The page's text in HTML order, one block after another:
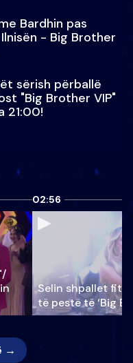
Bardhin pas
- Big Brother
sërish përballë
"Big Brother VIP"
21:00!
02:56
Selin shpallet
të pestë të ‘Big
→